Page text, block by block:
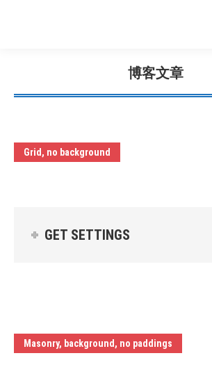
博客文章
您在这里：
Grid, no background
GET SETTINGS
Masonry, background, no paddings